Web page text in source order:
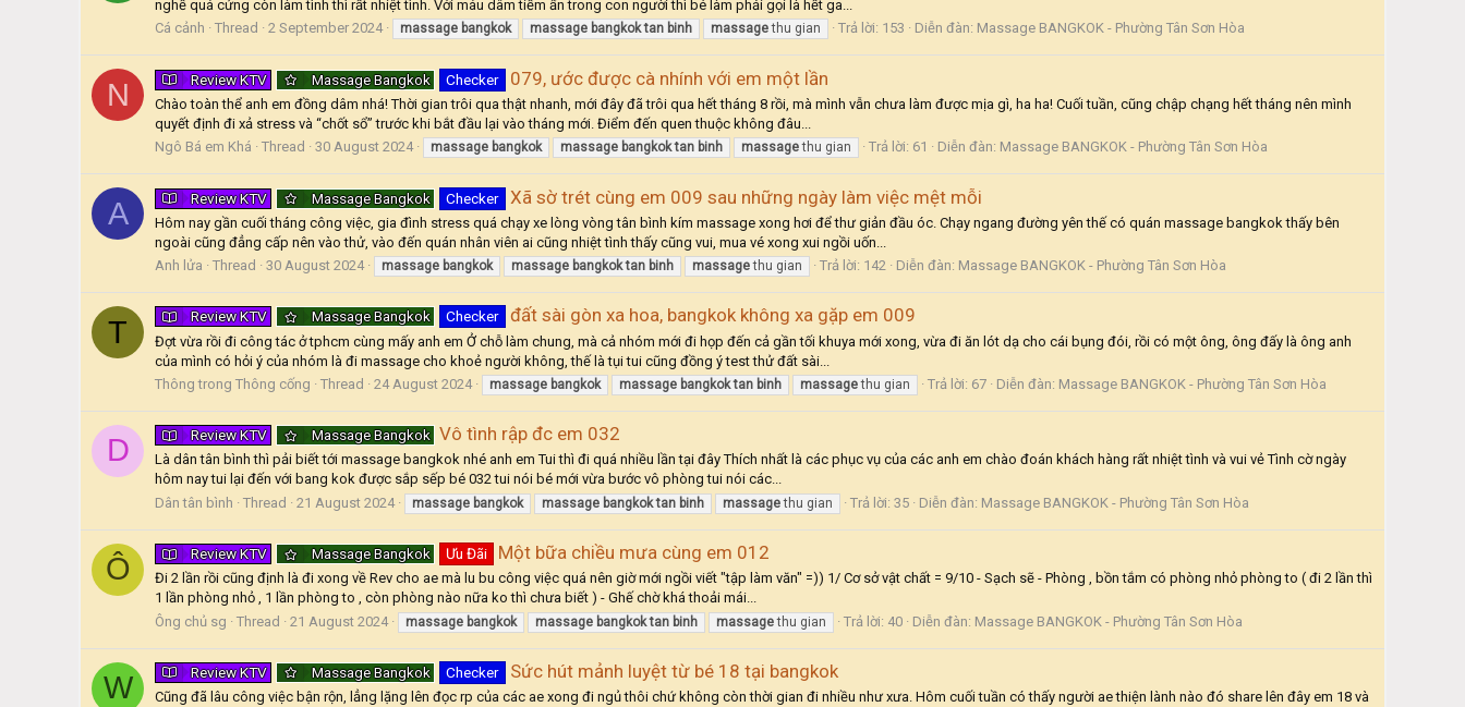
nghề quá cứng còn làm tình thì rất nhiệt tình. Với máu dâm tiềm ẩn trong con người thì bé làm phải gọi là hết ga...
Cá cảnh
Thread 2 September 2024 massage bangkok massage bangkok tan binh massagethu gian Trả lời: 153 Diễn đàn: Massage BANGKOK - Phường Tân Sơn Hòa
N Review KTV Massage Bangkok Checker 079, ước được cà nhính với em một lần
Chào toàn thể anh em đồng dâm nhá! Thời gian trôi qua thật nhanh, mới đây đã trôi qua hết tháng 8 rồi, mà mình vẫn chưa làm được mịa gì, ha ha! Cuối tuần, cũng chập chạng hết tháng nên mình
quyết định đi xả stress và “chốt sổ” trước khi bắt đầu lại vào tháng mới. Điểm đến quen thuộc không đâu...
Ngô Bá em Khá
Thread 30 August 2024 massage bangkok massage bangkok tan binh massagethu gian Trả lời: 61 Diễn đàn: Massage BANGKOK - Phường Tân Sơn Hòa
A Review KTV Massage Bangkok Checker Xã sờ trét cùng em 009 sau những ngày làm việc mệt mỗi
Hôm nay gần cuối tháng công việc, gia đình stress quá chạy xe lòng vòng tân bình kím massage xong hơi để thư giản đầu óc. Chạy ngang đường yên thế có quán massage bangkok thấy bên
ngoài cũng đẳng cấp nên vào thử, vào đến quán nhân viên ai cũng nhiệt tình thấy cũng vui, mua vé xong xui ngồi uốn...
Anh lửa
Thread 30 August 2024 massage bangkok massage bangkok tan binh massagethu gian Trả lời: 142 Diễn đàn: Massage BANGKOK - Phường Tân Sơn Hòa
T Review KTV Massage Bangkok Checker đất sài gòn xa hoa, bangkok không xa gặp em 009
Đợt vừa rồi đi công tác ở tphcm cùng mấy anh em Ở chỗ làm chung, mà cả nhóm mới đi họp đến cả gần tối khuya mới xong, vừa đi ăn lót dạ cho cái bụng đói, rồi có một ông, ông đấy là ông anh
của mình có hỏi ý của nhóm là đi massage cho khoẻ người không, thế là tụi tui cũng đồng ý test thử đất sài...
Thông trong Thông cống
Thread 24 August 2024 massage bangkok massage bangkok tan binh massagethu gian Trả lời: 67 Diễn đàn: Massage BANGKOK - Phường Tân Sơn Hòa
D Review KTV Massage Bangkok Vô tình rập đc em 032
Là dân tân bình thì pải biết tới massage bangkok nhé anh em Tui thì đi quá nhiều lần tại đây Thích nhất là các phục vụ của các anh em chào đoán khách hàng rất nhiệt tình và vui vẻ Tình cờ ngày
hôm nay tui lại đến với bang kok được sắp sếp bé 032 tui nói bé mới vừa bước vô phòng tui nói các...
Dân tân bình
Thread 21 August 2024 massage bangkok massage bangkok tan binh massagethu gian Trả lời: 35 Diễn đàn: Massage BANGKOK - Phường Tân Sơn Hòa
Ô Review KTV Massage Bangkok Ưu Đãi Một bữa chiều mưa cùng em 012
Đi 2 lần rồi cũng định là đi xong về Rev cho ae mà lu bu công việc quá nên giờ mới ngồi viết "tập làm văn" =)) 1/ Cơ sở vật chất = 9/10 - Sạch sẽ - Phòng , bồn tắm có phòng nhỏ phòng to ( đi 2 lần thì
1 lần phòng nhỏ , 1 lần phòng to , còn phòng nào nữa ko thì chưa biết ) - Ghế chờ khá thoải mái...
Ông chủ sg
Thread 21 August 2024 massage bangkok massage bangkok tan binh massagethu gian Trả lời: 40 Diễn đàn: Massage BANGKOK - Phường Tân Sơn Hòa
W Review KTV Massage Bangkok Checker Sức hút mảnh luyệt từ bé 18 tại bangkok
Cũng đã lâu công việc bận rộn, lẳng lặng lên đọc rp của các ae xong đi ngủ thôi chứ không còn thời gian đi nhiều như xưa. Hôm cuối tuần có thấy người ae thiện lành nào đó share lên đây em 18 và